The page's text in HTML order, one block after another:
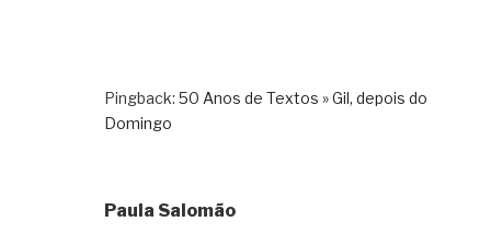
Pingback: 50 Anos de Textos » Gil, depois do
Domingo
Paula Salomão